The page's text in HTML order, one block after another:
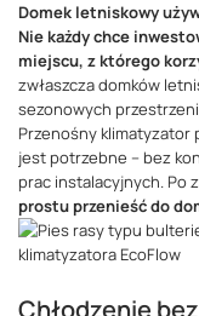
Domek letniskowy
Nie każdy chce
miejscu, z którego
zwłaszcza domków
sezonowych
Przenośny klimatyzator
jest potrzebne – bez
prac instalacyjnych. Po
prostu przenieść do
Chłodzenie